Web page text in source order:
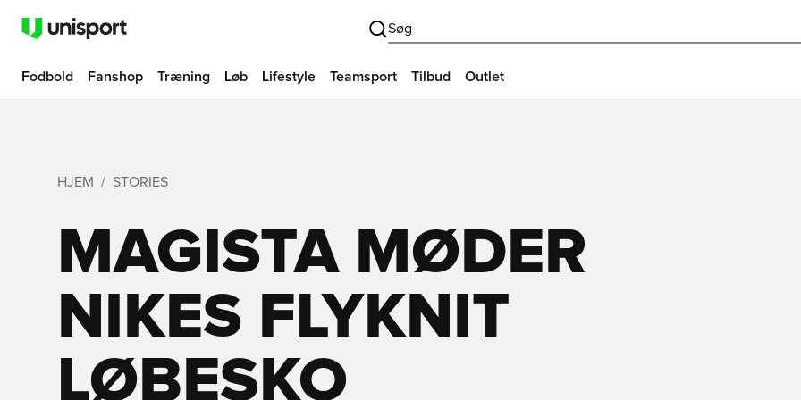
Søg
Fodbold Fanshop Træning Løb Lifestyle Teamsport Tilbud Outlet
HJEM STORIES
MAGISTA MØDER
NIKES FLYKNIT
LØBESKO